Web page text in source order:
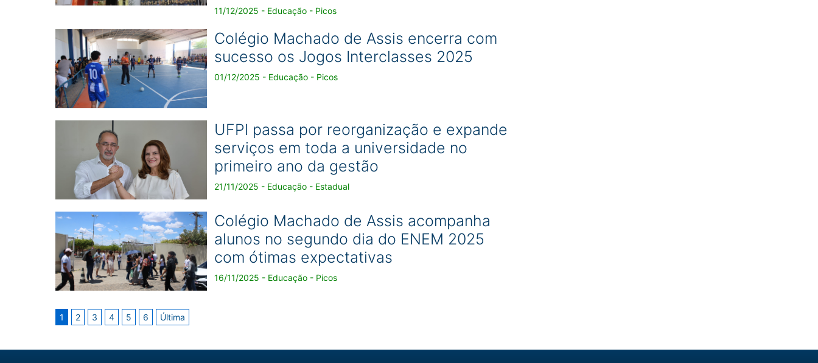
11/12/2025 - Educação - Picos
Colégio Machado de Assis encerra com
sucesso os Jogos Interclasses 2025
01/12/2025 - Educação - Picos
UFPI passa por reorganização e expande
serviços em toda a universidade no
primeiro ano da gestão
21/11/2025 - Educação - Estadual
Colégio Machado de Assis acompanha
alunos no segundo dia do ENEM 2025
com ótimas expectativas
16/11/2025 - Educação - Picos
1 2 3 4 5 6 Última